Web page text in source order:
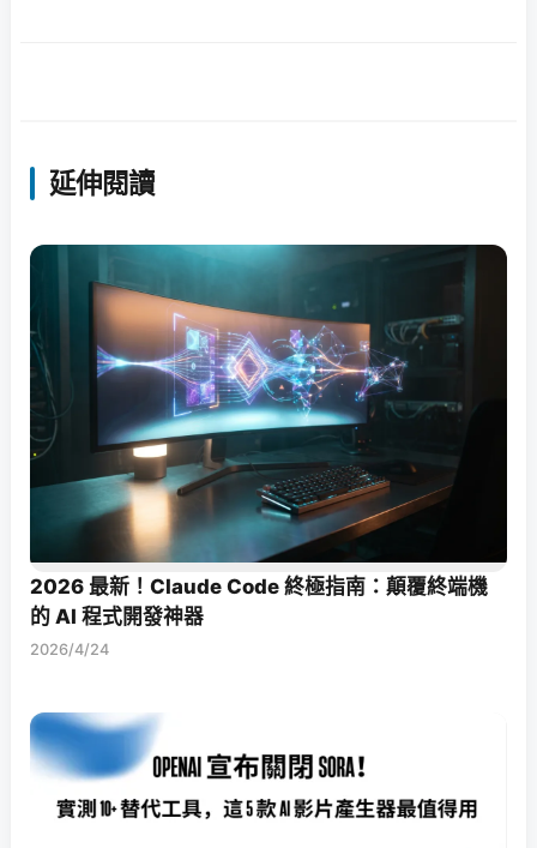
延伸閱讀
2026 最新！Claude Code 終極指南：顛覆終端機
的 AI 程式開發神器
2026/4/24